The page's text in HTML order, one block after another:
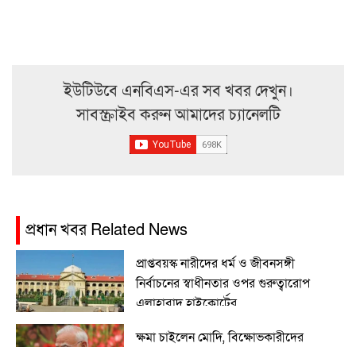
ইউটিউবে এনবিএস-এর সব খবর দেখুন।
সাবস্ক্রাইব করুন আমাদের চ্যানেলটি
প্রধান খবর Related News
প্রাপ্তবয়স্ক নারীদের ধর্ম ও জীবনসঙ্গী
নির্বাচনের স্বাধীনতার ওপর গুরুত্বারোপ
এলাহাবাদ হাইকোর্টের
ক্ষমা চাইলেন মোদি, বিক্ষোভকারীদের